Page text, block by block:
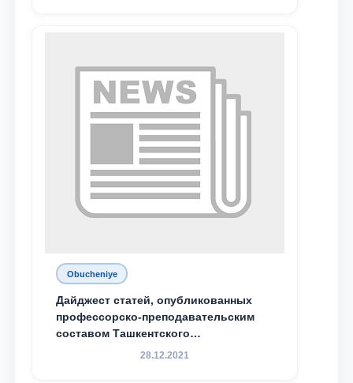
Obucheniye
Дайджест статей, опубликованных
профессорско-преподавательским
составом Ташкентского
государственного юридического
28.12.2021